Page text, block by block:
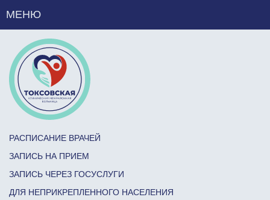
МЕНЮ
РАСПИСАНИЕ ВРАЧЕЙ
ЗАПИСЬ НА ПРИЕМ
ЗАПИСЬ ЧЕРЕЗ ГОСУСЛУГИ
ДЛЯ НЕПРИКРЕПЛЕННОГО НАСЕЛЕНИЯ